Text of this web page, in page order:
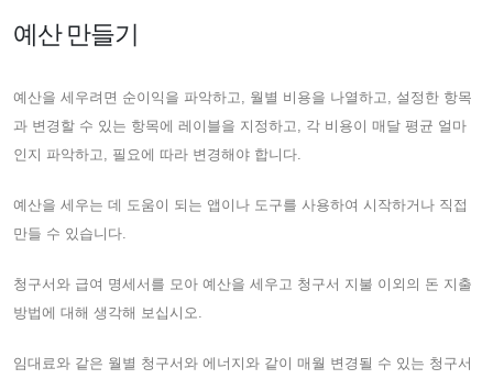
예산 만들기
예산을 세우려면 순이익을 파악하고, 월별 비용을 나열하고, 설정한 항목
과 변경할 수 있는 항목에 레이블을 지정하고, 각 비용이 매달 평균 얼마
인지 파악하고, 필요에 따라 변경해야 합니다.
예산을 세우는 데 도움이 되는 앱이나 도구를 사용하여 시작하거나 직접
만들 수 있습니다.
청구서와 급여 명세서를 모아 예산을 세우고 청구서 지불 이외의 돈 지출
방법에 대해 생각해 보십시오.
임대료와 같은 월별 청구서와 에너지와 같이 매월 변경될 수 있는 청구서